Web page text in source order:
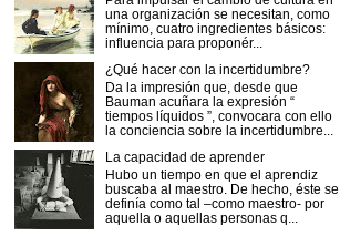
una organización se necesitan, como
mínimo, cuatro ingredientes básicos:
influencia para proponér...
¿Qué hacer con la incertidumbre?
Da la impresión que, desde que
Bauman acuñara la expresión “
tiempos líquidos ”, convocara con ello
la conciencia sobre la incertidumbre...
La capacidad de aprender
Hubo un tiempo en que el aprendiz
buscaba al maestro. De hecho, éste se
definía como tal –como maestro- por
aquella o aquellas personas q...